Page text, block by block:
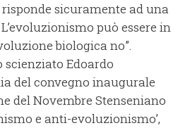
risponde sicuramente ad una
può essere in
biologica no”.
scienziato Edoardo
del convegno inaugurale
del Novembre Stenseniano
e anti-evoluzionismo’,